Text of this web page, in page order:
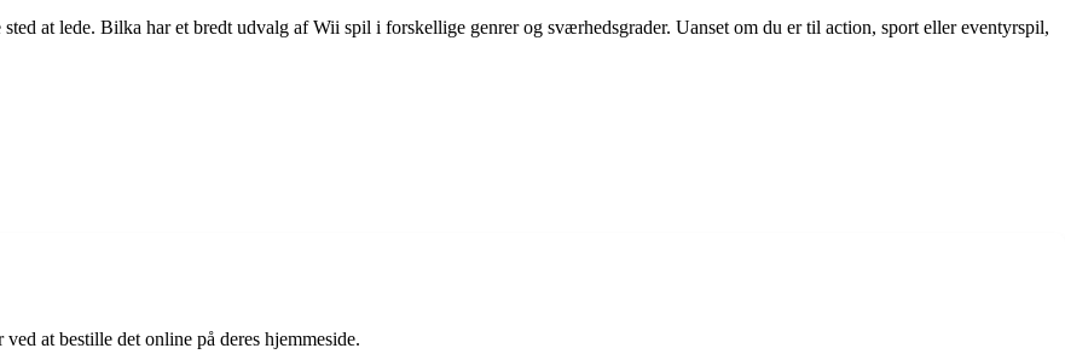
at lede. Bilka har et bredt udvalg af Wii spil i forskellige genrer og sværhedsgrader. Uanset om du er til action, sport eller eventyrspil,
at bestille det online på deres hjemmeside.